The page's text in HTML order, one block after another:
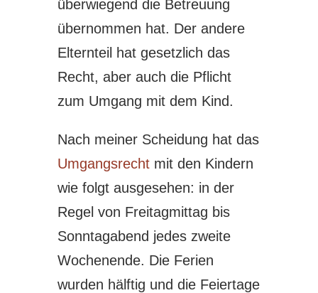
überwiegend die Betreuung
übernommen hat. Der andere
Elternteil hat gesetzlich das
Recht, aber auch die Pflicht
zum Umgang mit dem Kind.
Nach meiner Scheidung hat das
Umgangsrechtmit den Kindern
wie folgt ausgesehen: in der
Regel von Freitagmittag bis
Sonntagabend jedes zweite
Wochenende. Die Ferien
wurden hälftig und die Feiertage